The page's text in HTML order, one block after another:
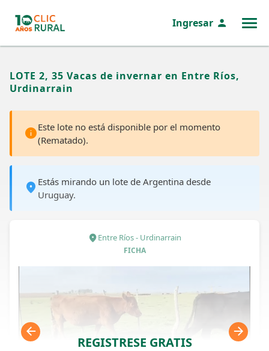
Ingresar
LOTE 2, 35 Vacas de invernar en Entre Ríos,
Urdinarrain
Este lote no está disponible por el momento
(Rematado).
Estás mirando un lote de Argentina desde
Uruguay.
FICHA
Entre Ríos - Urdinarrain
REGISTRESE GRATIS